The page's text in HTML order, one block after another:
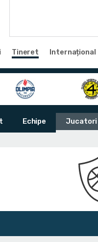
Tineret Internațional
Echipe Jucatori